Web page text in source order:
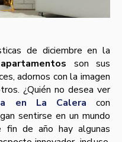
de diciembre en la
son sus
adornos con la imagen
¿Quién no desea ver
en La Calera con
sentirse en un mundo
fin de año hay algunas